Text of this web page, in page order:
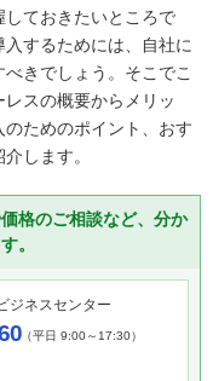
しておきたいところで
するためには、自社に
きでしょう。そこでこ
スの概要からメリッ
のためのポイント、おす
します。
格のご相談など、分か
。
ジネスセンター
（平日 9:00～17:30）